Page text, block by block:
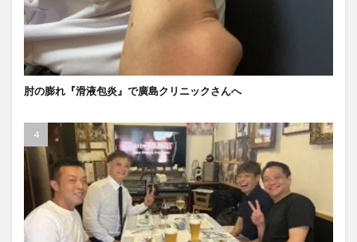
肘の膨れ『滑液包炎』で廣島クリニックさんへ